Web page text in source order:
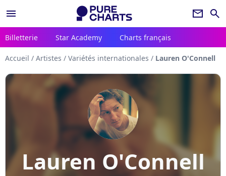
menu newsletter search
Billetterie Star Academy Charts français
Accueil / Artistes / Variétés internationales / Lauren O'Connell
Lauren O'Connell